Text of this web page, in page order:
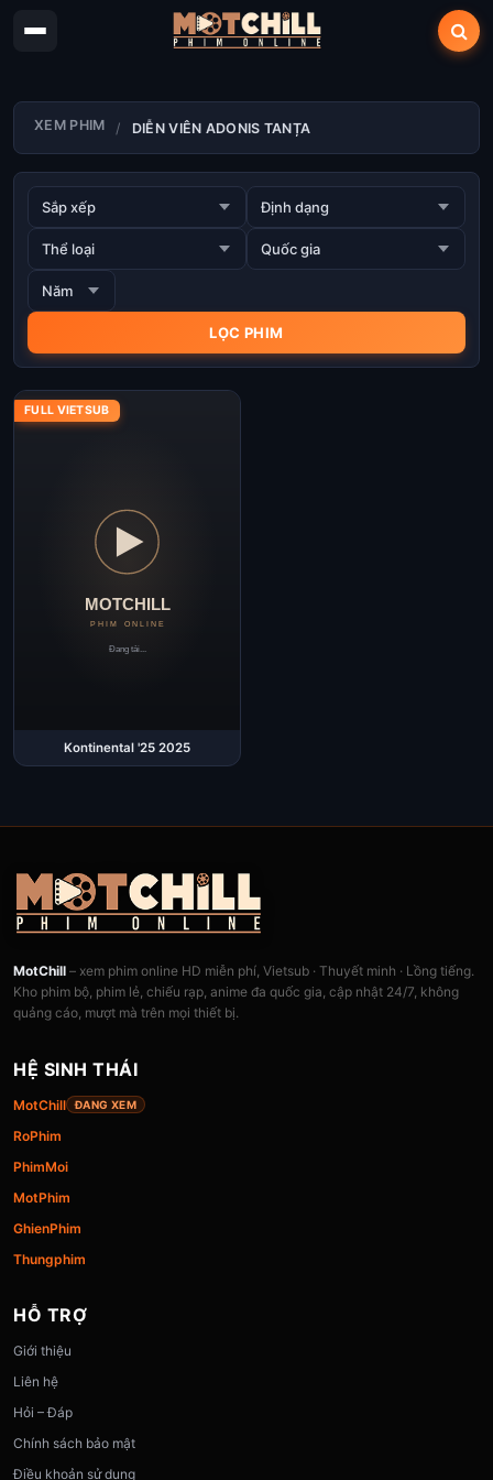
XEM PHIM DIỄN VIÊN ADONIS TANȚA
FULL VIETSUB
Kontinental '25 2025
MotChill – xem phim online HD miễn phí, Vietsub · Thuyết minh · Lồng tiếng.
Kho phim bộ, phim lẻ, chiếu rạp, anime đa quốc gia, cập nhật 24/7, không
quảng cáo, mượt mà trên mọi thiết bị.
HỆ SINH THÁI
MotChill ĐANG XEM
RoPhim
PhimMoi
MotPhim
GhienPhim
Thungphim
HỖ TRỢ
Giới thiệu
Liên hệ
Hỏi – Đáp
Chính sách bảo mật
Điều khoản sử dụng